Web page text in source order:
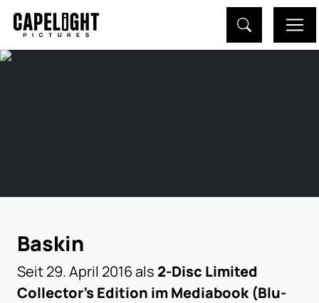
Baskin
Seit 29. April 2016 als 2-Disc Limited
Collector's Edition im Mediabook (Blu-